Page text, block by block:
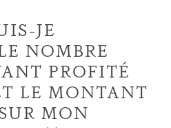
JE
NOMBRE
PROFITÉ
LE MONTANT
MON